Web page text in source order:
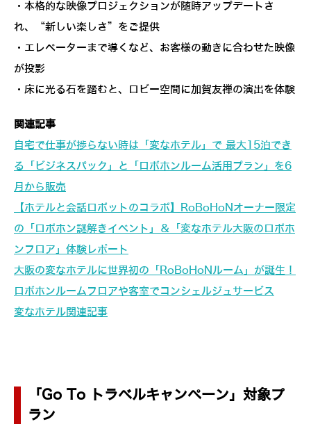
・本格的な映像プロジェクションが随時アップデートさ
れ、“新しい楽しさ”をご提供
・エレベーターまで導くなど、お客様の動きに合わせた映像
が投影
・床に光る石を踏むと、ロビー空間に加賀友禅の演出を体験
関連記事
自宅で仕事が捗らない時は「変なホテル」で 最大15泊でき
る「ビジネスパック」と「ロボホンルーム活用プラン」を6
月から販売
【ホテルと会話ロボットのコラボ】RoBoHoNオーナー限定
の「ロボホン謎解きイベント」＆「変なホテル大阪のロボホ
ンフロア」体験レポート
大阪の変なホテルに世界初の「RoBoHoNルーム」が誕生！
ロボホンルームフロアや客室でコンシェルジュサービス
変なホテル関連記事
「Go To トラベルキャンペーン」対象プ
ラン